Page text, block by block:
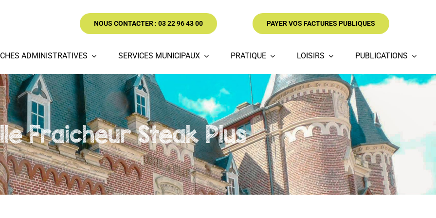
NOUS CONTACTER : 03 22 96 43 00 PAYER VOS FACTURES PUBLIQUES
ADMINISTRATIVES SERVICES MUNICIPAUX PRATIQUE LOISIRS PUBLICATIONS
Fraicheur Steak Plus